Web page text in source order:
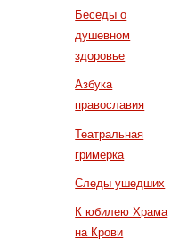
Беседы о
душевном
здоровье
Азбука
православия
Театральная
гримерка
Следы ушедших
К юбилею Храма
на Крови